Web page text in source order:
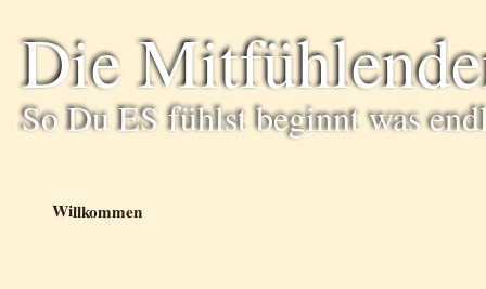
Die
So Du ES fühlst beginnt was
Willkommen